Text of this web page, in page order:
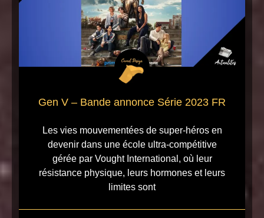
Gen V – Bande annonce Série 2023 FR
Les vies mouvementées de super-héros en
devenir dans une école ultra-compétitive
gérée par Vought International, où leur
résistance physique, leurs hormones et leurs
limites sont